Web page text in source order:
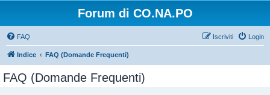
Forum di CO.NA.PO
FAQ Login
Iscriviti
Indice FAQ (Domande Frequenti)
FAQ (Domande Frequenti)